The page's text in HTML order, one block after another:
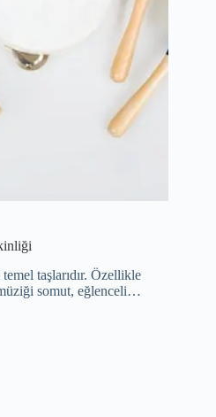
taşlarıdır. Özellikle
somut, eğlenceli…